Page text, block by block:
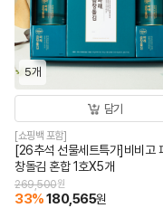
5개
담기
[쇼핑백 포함]
[26추석 선물세트특가]비비고
창돌김 혼합 1호X5개
269,500원
33%180,565원